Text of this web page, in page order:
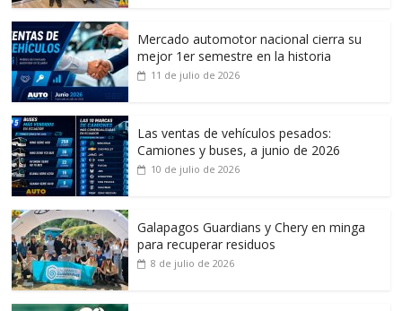
Mercado automotor nacional cierra su
mejor 1er semestre en la historia
11 de julio de 2026
Las ventas de vehículos pesados:
Camiones y buses, a junio de 2026
10 de julio de 2026
Galapagos Guardians y Chery en minga
para recuperar residuos
8 de julio de 2026